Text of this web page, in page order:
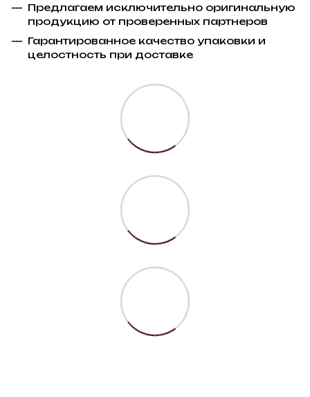
Предлагаем исключительно оригинальную
продукцию от проверенных партнеров
Гарантированное качество упаковки и
целостность при доставке